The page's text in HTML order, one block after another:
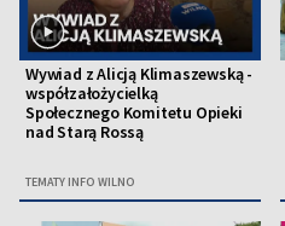
Wywiad z Alicją Klimaszewską -
współzałożycielką
Społecznego Komitetu Opieki
nad Starą Rossą
TEMATY INFO WILNO